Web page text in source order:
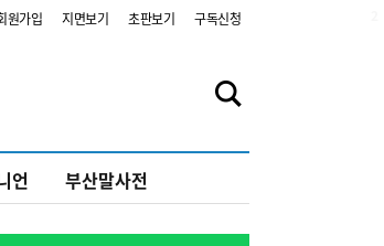
원가입 지면보기 초판보기 구독신청
언 부산말사전